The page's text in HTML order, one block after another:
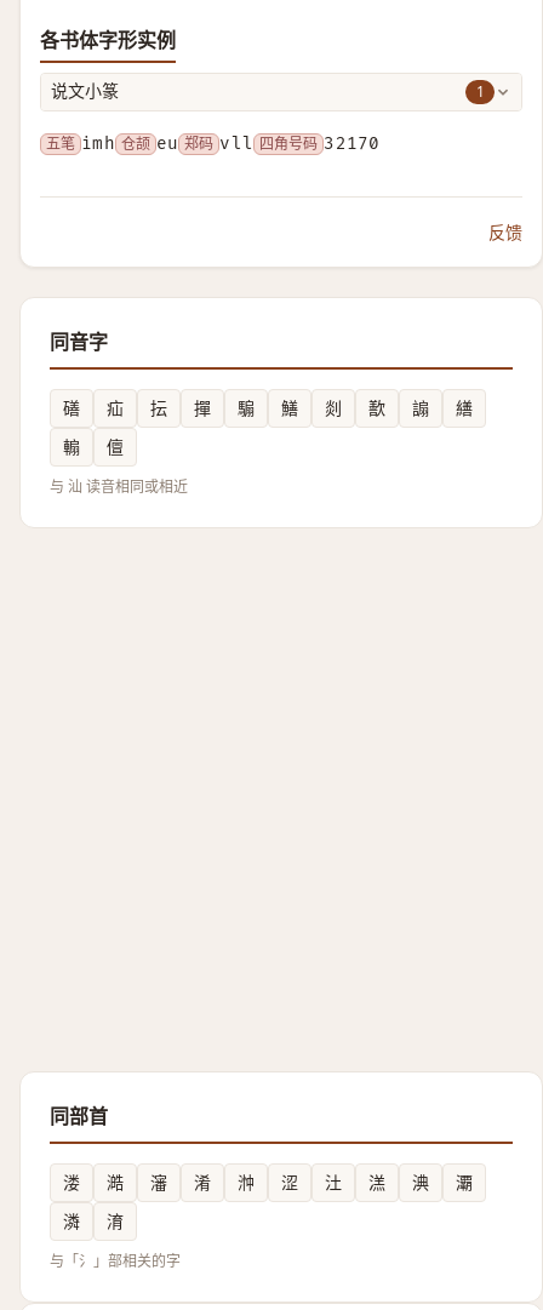
各书体字形实例
说文小篆 1
五笔 imh 仓颉 eu 郑码 vll 四角号码 32170
反馈
同音字
磰 疝 抎 撣 騸 鱔 剡 歚 謆
繕
䡪
儃
与 汕 读音相同或相近
同部首
溇 澔 瀋 淆 浺 涩 汢 溔 淟
㶚
潾
淯
与「氵」部相关的字